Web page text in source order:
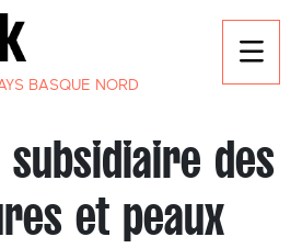
BASQUE NORD
subsidiaire des
et peaux